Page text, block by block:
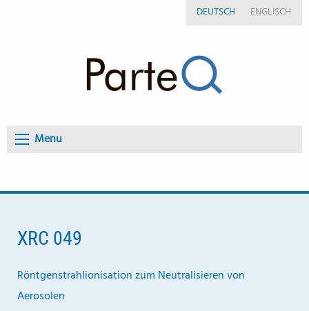
DEUTSCH ENGLISCH
Menu
XRC 049
Röntgenstrahlionisation zum Neutralisieren von
Aerosolen